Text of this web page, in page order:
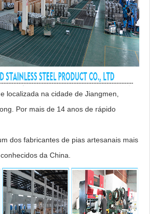
localizada na cidade de Jiangmen,
Por mais de 14 anos de rápido
dos fabricantes de pias artesanais mais
conhecidos da China.